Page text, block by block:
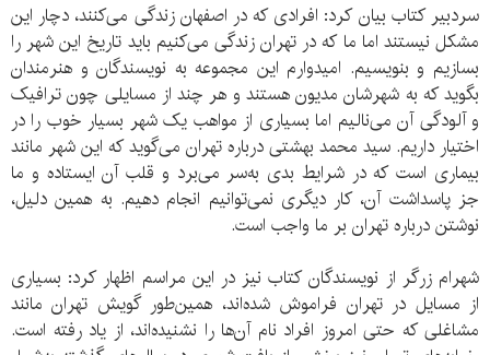
سردبیر کتاب بیان کرد: افرادی که در اصفهان زندگی می‌کنند، دچار این
مشکل نیستند اما ما که در تهران زندگی می‌کنیم باید تاریخ این شهر را
بسازیم و بنویسیم. امیدوارم این مجموعه به نویسندگان و هنرمندان
بگوید که به شهرشان مدیون هستند و هر چند از مسایلی چون ترافیک
و آلودگی آن می‌نالیم اما بسیاری از مواهب یک شهر بسیار خوب را در
اختیار داریم. سید محمد بهشتی درباره تهران می‌گوید که این شهر مانند
بیماری است که در شرایط بدی به‌سر می‌برد و قلب آن ایستاده و ما
جز پاسداشت آن، کار دیگری نمی‌توانیم انجام دهیم. به همین دلیل،
نوشتن درباره تهران بر ما واجب است.
شهرام زرگر از نویسندگان کتاب نیز در این مراسم اظهار کرد: بسیاری
از مسایل در تهران فراموش شده‌اند، همین‌طور گویش تهران مانند
مشاغلی که حتی امروز افراد نام آن‌ها را نشنیده‌اند،‌ از یاد رفته است.